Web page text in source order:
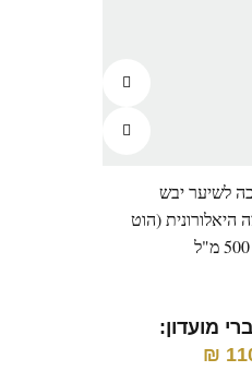
לשיער יבש
(הוט
מועדון:
₪